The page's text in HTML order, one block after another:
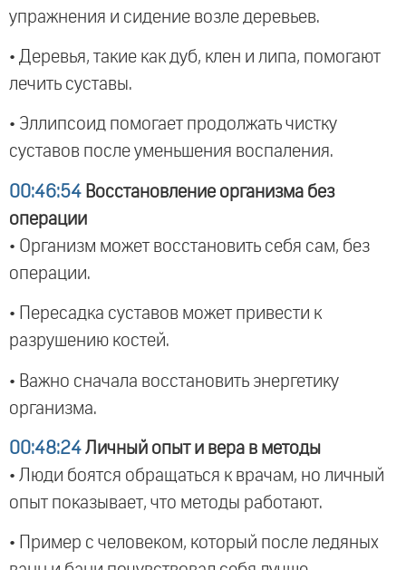
упражнения и сидение возле деревьев.
• Деревья, такие как дуб, клен и липа, помогают
лечить суставы.
• Эллипсоид помогает продолжать чистку
суставов после уменьшения воспаления.
00:46:54 Восстановление организма без
операции
• Организм может восстановить себя сам, без
операции.
• Пересадка суставов может привести к
разрушению костей.
• Важно сначала восстановить энергетику
организма.
00:48:24 Личный опыт и вера в методы
• Люди боятся обращаться к врачам, но личный
опыт показывает, что методы работают.
• Пример с человеком, который после ледяных